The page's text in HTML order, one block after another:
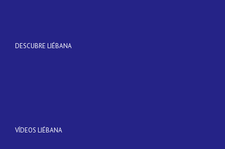
DESCUBRE LIÉBANA
VÍDEOS LIÉBANA